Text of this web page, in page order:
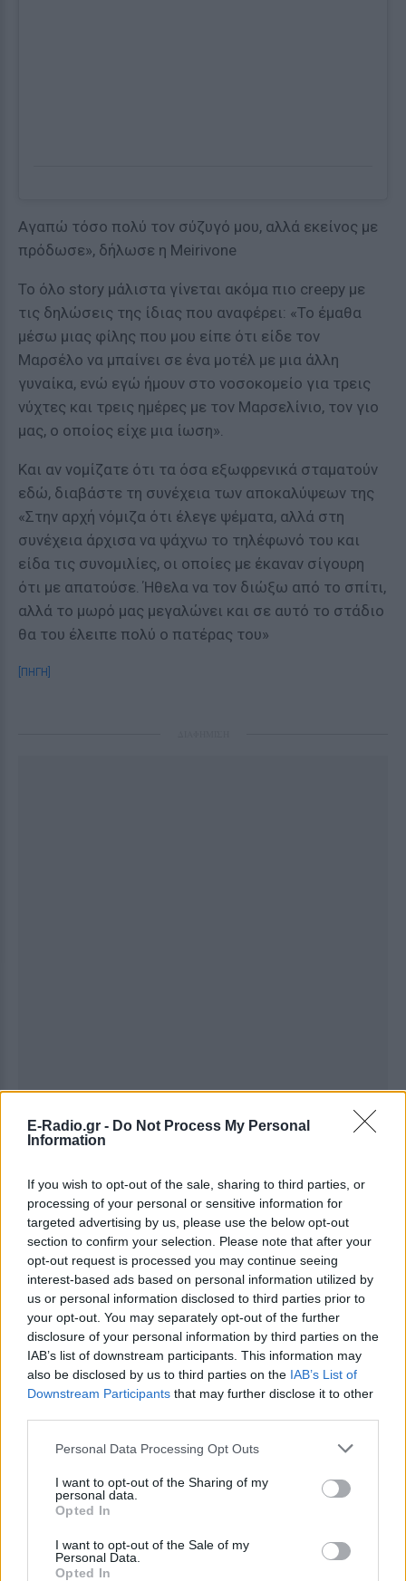
E-Radio.gr - Do Not Process My Personal
Information
If you wish to opt-out of the sale, sharing to third parties, or
processing of your personal or sensitive information for
targeted advertising by us, please use the below opt-out
section to confirm your selection. Please note that after your
opt-out request is processed you may continue seeing
interest-based ads based on personal information utilized by
us or personal information disclosed to third parties prior to
your opt-out. You may separately opt-out of the further
disclosure of your personal information by third parties on the
IAB’s list of downstream participants. This information may
also be disclosed by us to third parties on the IAB’s List of
Downstream Participants that may further disclose it to other
Personal Data Processing Opt Outs
I want to opt-out of the Sharing of my
personal data.
Opted In
I want to opt-out of the Sale of my
Personal Data.
Opted In
Αγαπώ τόσο πολύ τον σύζυγό μου, αλλά εκείνος με
πρόδωσε», δήλωσε η Meirivone
Το όλο story μάλιστα γίνεται ακόμα πιο creepy με
τις δηλώσεις της ίδιας που αναφέρει: «Το έμαθα
μέσω μιας φίλης που μου είπε ότι είδε τον
Μαρσέλο να μπαίνει σε ένα μοτέλ με μια άλλη
γυναίκα, ενώ εγώ ήμουν στο νοσοκομείο για τρεις
νύχτες και τρεις ημέρες με τον Μαρσελίνιο, τον γιο
μας, ο οποίος είχε μια ίωση».
Και αν νομίζατε ότι τα όσα εξωφρενικά σταματούν
εδώ, διαβάστε τη συνέχεια των αποκαλύψεων της
«Στην αρχή νόμιζα ότι έλεγε ψέματα, αλλά στη
συνέχεια άρχισα να ψάχνω το τηλέφωνό του και
είδα τις συνομιλίες, οι οποίες με έκαναν σίγουρη
ότι με απατούσε. Ήθελα να τον διώξω από το σπίτι,
αλλά το μωρό μας μεγαλώνει και σε αυτό το στάδιο
θα του έλειπε πολύ ο πατέρας του»
[ΠΗΓΗ]
Ακολουθήστε το E-Radio.gr στο
Εσύ μπήκες στο E-Daily.gr; Τα νέα της ημέρας
και ότι σου κάνει κλικ!
Ακολουθήστε το E-Radio.gr και στο Instagram